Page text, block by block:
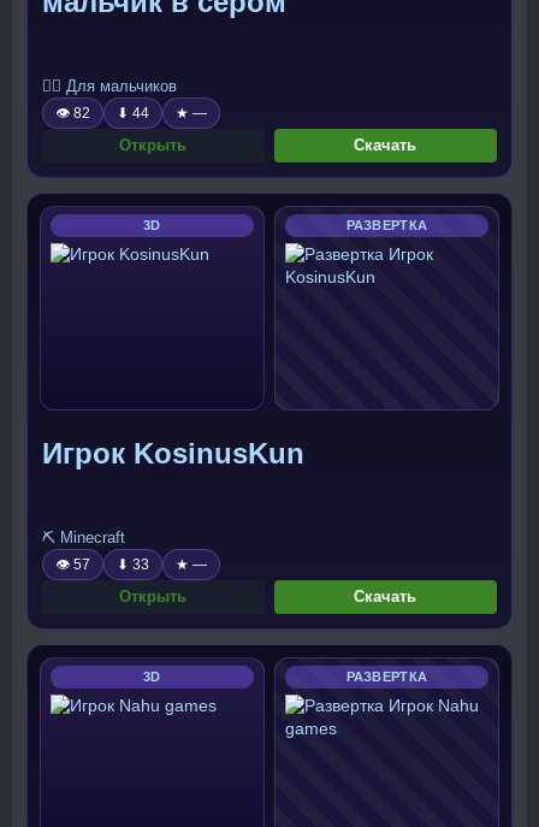
🧍‍♂️ Для мальчиков
👁 82 ⬇ 44 ★ —
Открыть Скачать
3D РАЗВЕРТКА
Игрок KosinusKun
⛏️ Minecraft
👁 57 ⬇ 33 ★ —
Открыть Скачать
3D РАЗВЕРТКА